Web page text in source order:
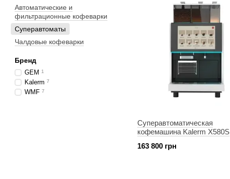
Суперавтоматическая
кофемашина Kalerm X580S
163 800 грн
Автоматические и
фильтрационные кофеварки
Суперавтоматы
Чалдовые кофеварки
Бренд
GEM 1
Kalerm 7
WMF 7